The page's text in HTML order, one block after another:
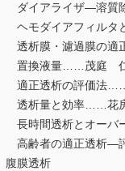
ダイアライザ―溶質
ヘモダイアフィルタ
透析膜・濾過膜の
置換液量……茂庭
適正透析の評価法
透析量と効率……花
長時間透析とオーバ
高齢者の適正透析―
腹膜透析